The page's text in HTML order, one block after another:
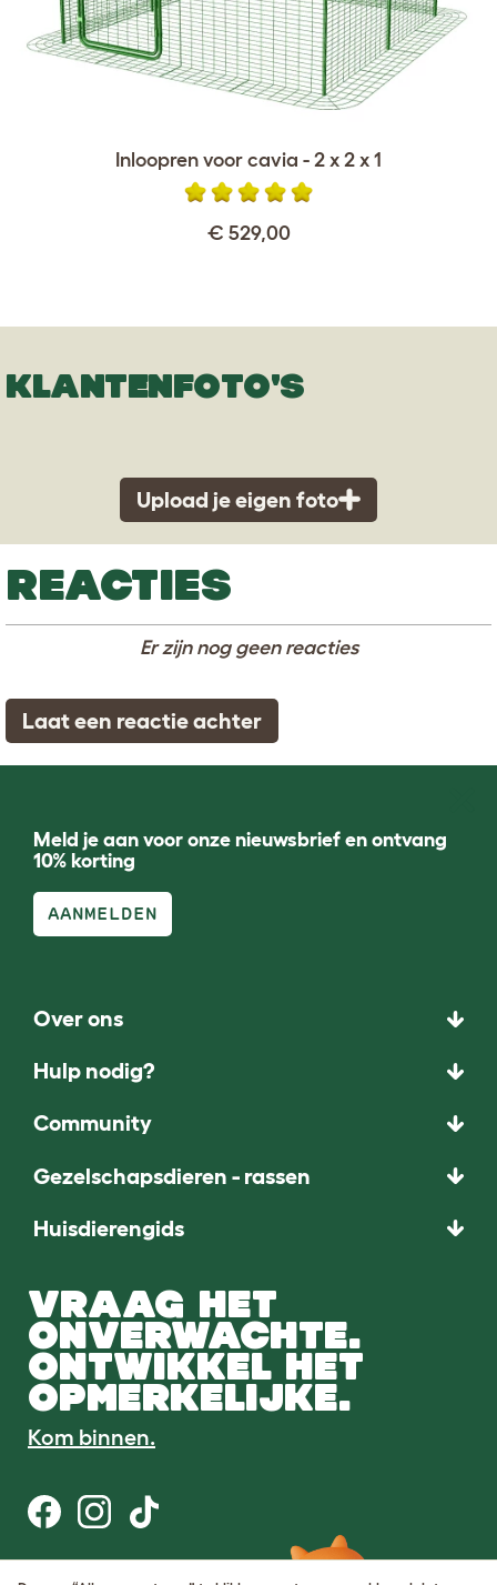
Inloopren voor cavia - 2 x 2 x 1
€ 529,00
KLANTENFOTO'S
Upload je eigen foto
REACTIES
Er zijn nog geen reacties
Laat een reactie achter
Meld je aan voor onze nieuwsbrief en ontvang
10% korting
AANMELDEN
Over ons
Hulp nodig?
Community
Gezelschapsdieren - rassen
Huisdierengids
VRAAG HET
ONVERWACHTE.
ONTWIKKEL HET
OPMERKELIJKE.
Kom binnen.